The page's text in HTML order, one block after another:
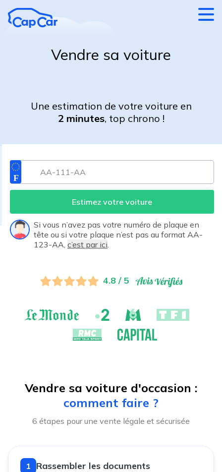
Vendre sa voiture
Une estimation de votre voiture en
2 minutes, top chrono !
Estimez votre voiture
Si vous n’avez pas votre numéro de plaque en
tête ou si votre plaque n’est pas au format AA-
123-AA, c’est par ici
4.8 / 5
Vendre sa voiture d'occasion :
comment faire ?
6 étapes pour une vente légale et sécurisée
1 Rassembler les documents